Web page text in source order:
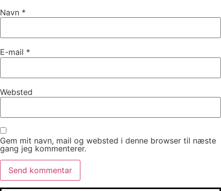
Navn *
E-mail *
Websted
Gem mit navn, mail og websted i denne browser til næste
gang jeg kommenterer.